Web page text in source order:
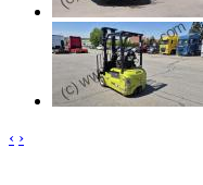
‹ ›